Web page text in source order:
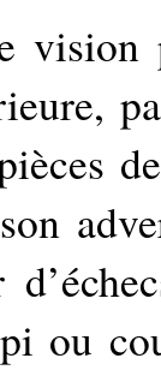
vision
ou